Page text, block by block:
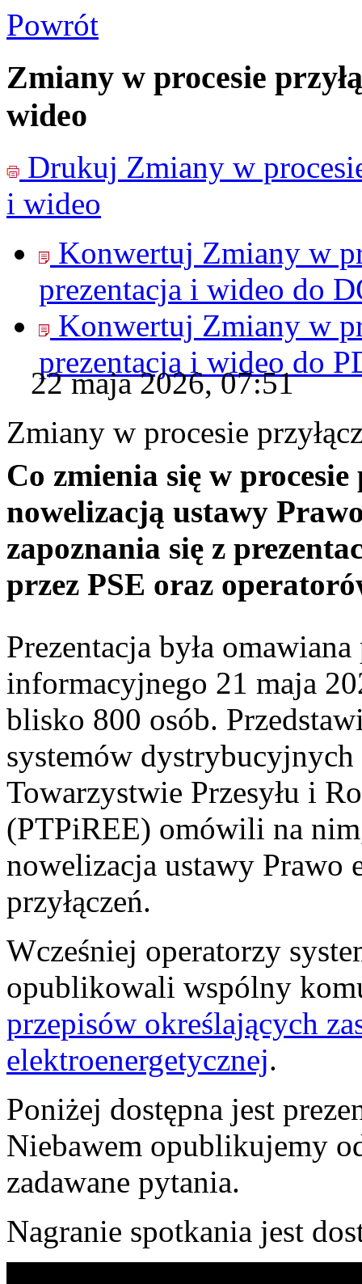
Powrót
Zmiany w procesie
wideo
Drukuj Zmiany w
i wideo
Konwertuj Zmiany w
prezentacja i wideo do
Konwertuj Zmiany w
prezentacja i wideo do
22 maja 2026, 07:51
Zmiany w procesie
Co zmienia się w
nowelizacją ustawy
zapoznania się z
przez PSE oraz
Prezentacja była
informacyjnego 21 maja
blisko 800 osób.
systemów
Towarzystwie Przesyłu i
(PTPiREE) omówili na
nowelizacja ustawy Prawo
przyłączeń.
Wcześniej operatorzy
opublikowali wspólny
przepisów określających
elektroenergetycznej.
Poniżej dostępna jest
Niebawem opublikujemy
zadawane pytania.
Nagranie spotkania jest